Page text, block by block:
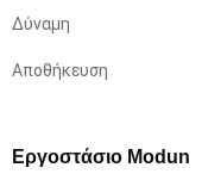
Δύναμη
Αποθήκευση
Εργοστάσιο Modun